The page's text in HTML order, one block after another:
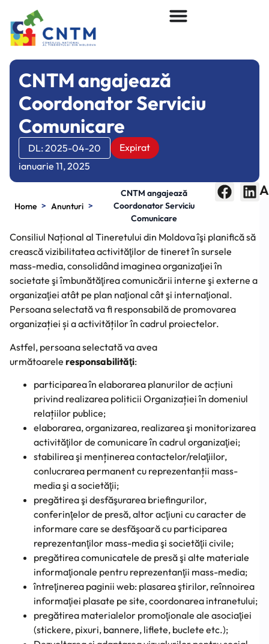
CNTM angajează
Coordonator Serviciu
Comunicare
DL: 2025-04-20
Expirat
ianuarie 11, 2025
Home > Anunturi >
CNTM angajează
Coordonator Serviciu
Comunicare
Consiliul Național al Tineretului din Moldova îşi planifică să
crească vizibilitatea activităţilor de tineret în sursele
mass-media, consolidând imaginea organizaţiei în
societate şi îmbunătăţirea comunicării interne şi externe a
organizaţiei atât pe plan naţional cât şi internaţional.
Persoana selectată va fi responsabilă de promovarea
organizației și a activităților în cadrul proiectelor.
Astfel, persoana selectată va avea
următoarele responsabilităţi:
participarea în elaborarea planurilor de acțiuni
privind realizarea politicii Organizației în domeniul
relațiilor publice;
elaborarea, organizarea, realizarea şi monitorizarea
activităţilor de comunicare în cadrul organizaţiei;
stabilirea şi menținerea contactelor/relaţiilor,
conlucrarea permanent cu reprezentanții mass-
media şi a societăţii;
pregătirea şi desfăşurarea briefingurilor,
conferinţelor de presă, altor acţiuni cu caracter de
informare care se desfăşoară cu participarea
reprezentanţilor mass-media şi societăţii civile;
pregătirea comunicatele de presă şi alte materiale
informaţionale pentru reprezentanţii mass-media;
întreţinerea paginii web: plasarea ştirilor, reînnoirea
informaţiei plasate pe site, coordonarea intranetului;
pregătirea materialelor promoţionale ale asociaţiei
(stickere, pixuri, bannere, liflete, buclete etc.);